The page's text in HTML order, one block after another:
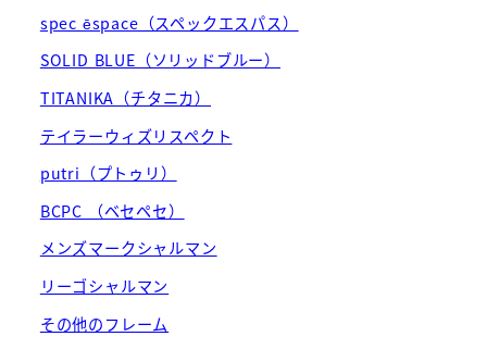
spec ēspace（スペックエスパス）
SOLID BLUE（ソリッドブルー）
TITANIKA（チタニカ）
テイラーウィズリスペクト
putri（プトゥリ）
BCPC （ベセペセ）
メンズマークシャルマン
リーゴシャルマン
その他のフレーム